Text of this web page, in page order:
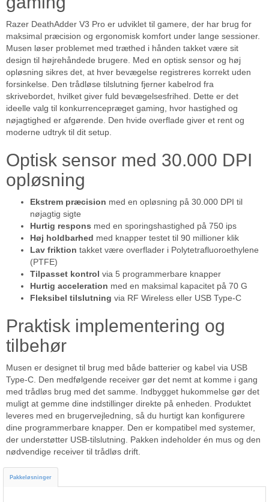
Razer DeathAdder V3 Pro er udviklet til gamere, der har brug for
maksimal præcision og ergonomisk komfort under lange sessioner.
Musen løser problemet med træthed i hånden takket være sit
design til højrehåndede brugere. Med en optisk sensor og høj
opløsning sikres det, at hver bevægelse registreres korrekt uden
forsinkelse. Den trådløse tilslutning fjerner kabelrod fra
skrivebordet, hvilket giver fuld bevægelsesfrihed. Dette er det
ideelle valg til konkurrencepræget gaming, hvor hastighed og
nøjagtighed er afgørende. Den hvide overflade giver et rent og
moderne udtryk til dit setup.
Optisk sensor med 30.000 DPI
opløsning
Ekstrem præcision med en opløsning på 30.000 DPI til
nøjagtig sigte
Hurtig respons med en sporingshastighed på 750 ips
Høj holdbarhed med knapper testet til 90 millioner klik
Lav friktion takket være overflader i Polytetrafluoroethylene
(PTFE)
Tilpasset kontrol via 5 programmerbare knapper
Hurtig acceleration med en maksimal kapacitet på 70 G
Fleksibel tilslutning via RF Wireless eller USB Type-C
Praktisk implementering og
tilbehør
Musen er designet til brug med både batterier og kabel via USB
Type-C. Den medfølgende receiver gør det nemt at komme i gang
med trådløs brug med det samme. Indbygget hukommelse gør det
muligt at gemme dine indstillinger direkte på enheden. Produktet
leveres med en brugervejledning, så du hurtigt kan konfigurere
dine programmerbare knapper. Den er kompatibel med systemer,
der understøtter USB-tilslutning. Pakken indeholder én mus og den
nødvendige receiver til trådløs drift.
Pakkeløsninger